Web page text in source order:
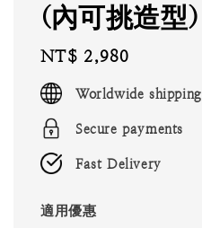
(內可挑造型)
Regular
price
NT$ 2,980
Worldwide shipping
Secure payments
Fast Delivery
適用優惠